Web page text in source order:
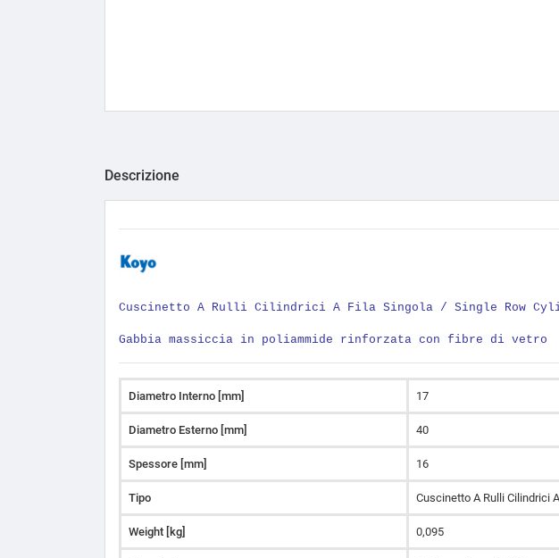
Descrizione
Cuscinetto A Rulli Cilindrici A Fila Singola / Single Row
Gabbia massiccia in poliammide rinforzata con fibre di vetro
Diametro Interno [mm] 17
Diametro Esterno [mm] 40
Spessore [mm] 16
Tipo Cuscinetto A Rulli Cilindrici
Weight [kg] 0,095